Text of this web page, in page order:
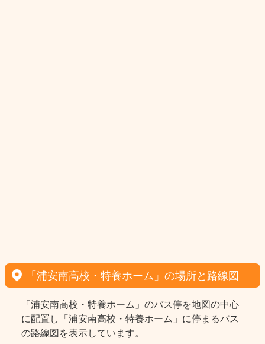
「浦安南高校・特養ホーム」の場所と路線図
「浦安南高校・特養ホーム」のバス停を地図の中心
に配置し「浦安南高校・特養ホーム」に停まるバス
の路線図を表示しています。